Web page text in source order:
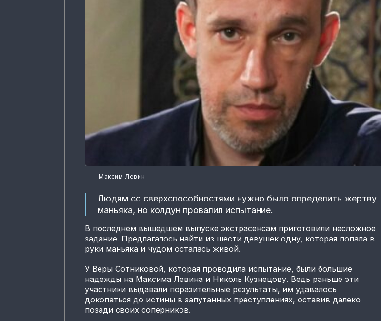
Максим Левин
Людям со сверхспособностями нужно было определить жертву
маньяка, но колдун провалил испытание.
В последнем вышедшем выпуске экстрасенсам приготовили несложное
задание. Предлагалось найти из шести девушек одну, которая попала в
руки маньяка и чудом осталась живой.
У Веры Сотниковой, которая проводила испытание, были большие
надежды на Максима Левина и Николь Кузнецову. Ведь раньше эти
участники выдавали поразительные результаты, им удавалось
докопаться до истины в запутанных преступлениях, оставив далеко
позади своих соперников.